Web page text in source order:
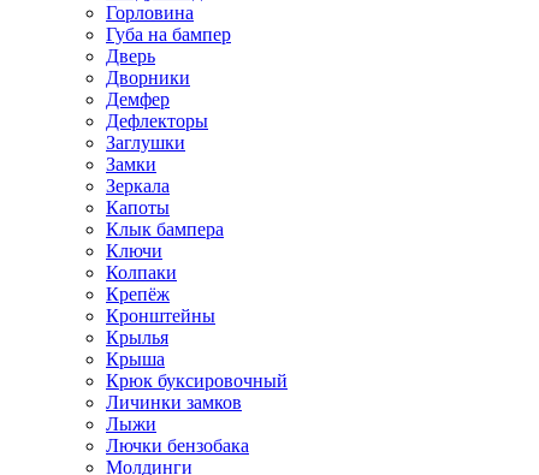
Горловина
Губа на бампер
Дверь
Дворники
Демфер
Дефлекторы
Заглушки
Замки
Зеркала
Капоты
Клык бампера
Ключи
Колпаки
Крепёж
Кронштейны
Крылья
Крыша
Крюк буксировочный
Личинки замков
Лыжи
Лючки бензобака
Молдинги